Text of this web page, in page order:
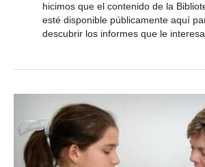
hicimos que el contenido de la
esté disponible públicamente aquí
descubrir los informes que le